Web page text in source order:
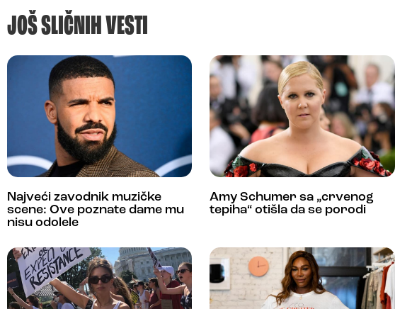
JOŠ SLIČNIH VESTI
Najveći zavodnik muzičke
scene: Ove poznate dame mu
nisu odolele
Amy Schumer sa „crvenog
tepiha“ otišla da se porodi